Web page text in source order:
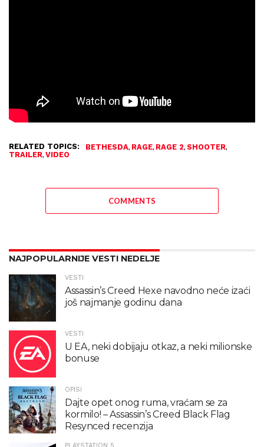
RELATED TOPICS: BETHESDA, RAGE, RAGE 2, SHOOTER,
TRAILER, VIDEO
COMMENTS
NAJPOPULARNIJE VESTI NEDELJE
VESTI
Assassin’s Creed Hexe navodno neće izaći
još najmanje godinu dana
VESTI
U EA, neki dobijaju otkaz, a neki milionske
bonuse
OPISI
Dajte opet onog ruma, vraćam se za
kormilo! – Assassin’s Creed Black Flag
Resynced recenzija